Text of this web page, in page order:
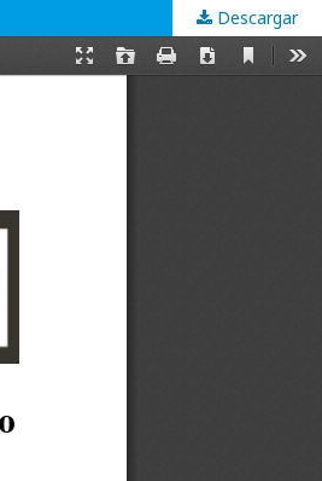
Descargar